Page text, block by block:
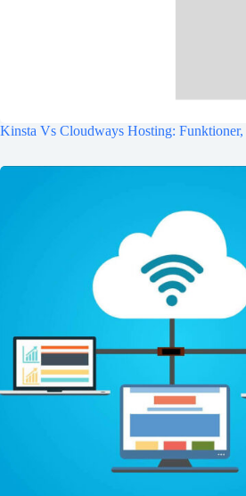
Kinsta Vs Cloudways Hosting: Funktioner,